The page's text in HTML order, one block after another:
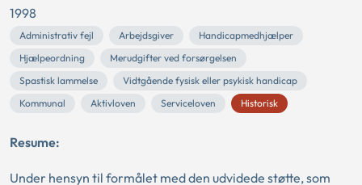
1998
Administrativ fejl Arbejdsgiver
Handicapmedhjælper
Hjælpeordning
Merudgifter ved forsørgelsen
Spastisk lammelse
Vidtgående fysisk eller psykisk handicap
Kommunal
Aktivloven Serviceloven Historisk
Resume:
Under hensyn til formålet med den udvidede støtte, som